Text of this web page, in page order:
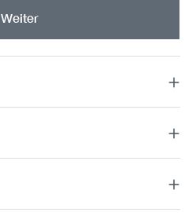
Weiter